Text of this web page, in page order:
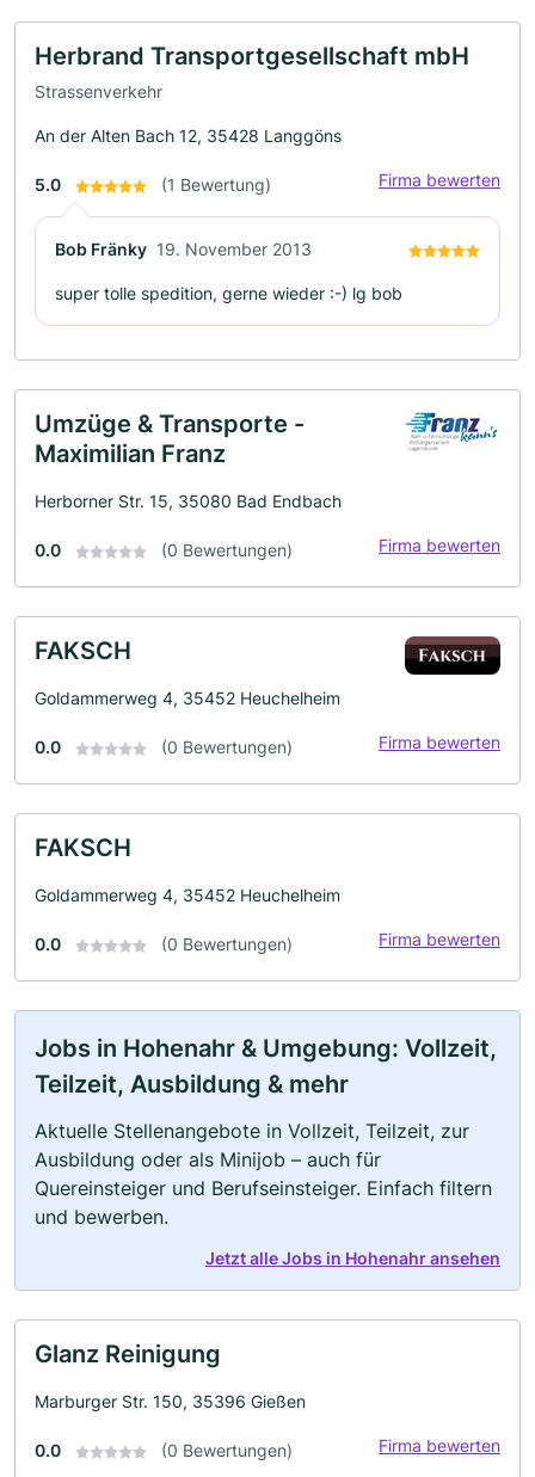
Herbrand Transportgesellschaft mbH
Strassenverkehr
An der Alten Bach 12, 35428 Langgöns
5.0 (1 Bewertung) Firma bewerten
Bob Fränky 19. November 2013
super tolle spedition, gerne wieder :-) lg bob
Umzüge & Transporte -
Maximilian Franz
Herborner Str. 15, 35080 Bad Endbach
0.0 (0 Bewertungen) Firma bewerten
FAKSCH
Goldammerweg 4, 35452 Heuchelheim
0.0 (0 Bewertungen) Firma bewerten
FAKSCH
Goldammerweg 4, 35452 Heuchelheim
0.0 (0 Bewertungen) Firma bewerten
Jobs in Hohenahr & Umgebung: Vollzeit,
Teilzeit, Ausbildung & mehr
Aktuelle Stellenangebote in Vollzeit, Teilzeit, zur
Ausbildung oder als Minijob – auch für
Quereinsteiger und Berufseinsteiger. Einfach filtern
und bewerben.
Jetzt alle Jobs in Hohenahr ansehen
Glanz Reinigung
Marburger Str. 150, 35396 Gießen
0.0 (0 Bewertungen) Firma bewerten